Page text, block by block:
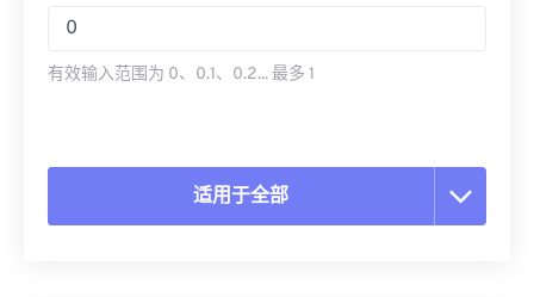
有效输入范围为 0、0.1、0.2... 最多 1
适用于全部